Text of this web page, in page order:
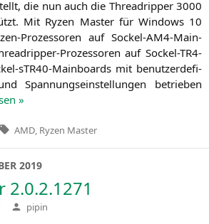
die nun auch die Thre­ad­rip­per 3000
Mit Ryzen Mas­ter für Win­dows 10
Pro­zes­so­ren auf Sockel-AM4-Main­
Pro­zes­so­ren auf Sockel-TR4-
sTR40-Main­boards mit benut­zer­de­fi­
Span­nungs­ein­stel­lun­gen betrie­ben
»
Tags:
AMD Ryzen Master
2019
2.0.2.1271
Verfasst
von
pipin